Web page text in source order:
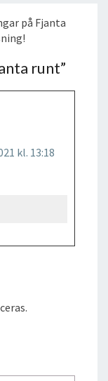
på Fjanta
runt”
kl. 13:18